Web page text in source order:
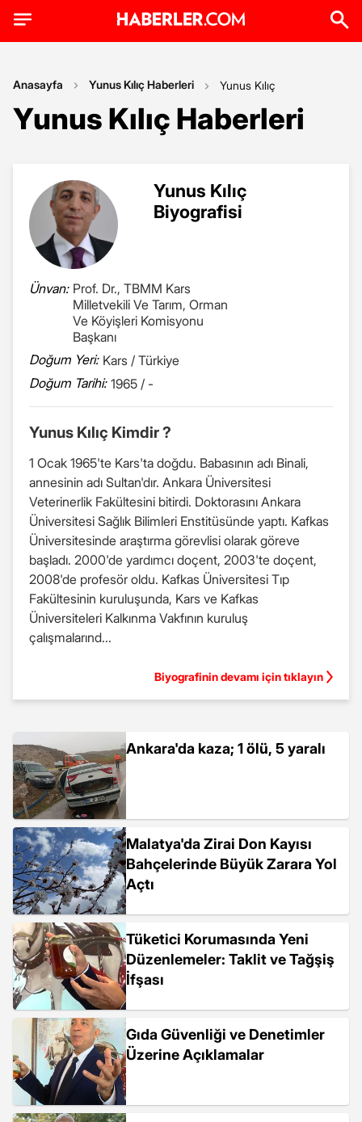
Anasayfa Yunus Kılıç Haberleri Yunus Kılıç
Yunus Kılıç Haberleri
Yunus Kılıç
Biyografisi
Ünvan: Prof. Dr., TBMM Kars
Milletvekili Ve Tarım, Orman
Ve Köyişleri Komisyonu
Başkanı
Doğum Yeri: Kars / Türkiye
Doğum Tarihi: 1965 / -
Yunus Kılıç Kimdir ?
1 Ocak 1965'te Kars'ta doğdu. Babasının adı Binali,
annesinin adı Sultan'dır. Ankara Üniversitesi
Veterinerlik Fakültesini bitirdi. Doktorasını Ankara
Üniversitesi Sağlık Bilimleri Enstitüsünde yaptı. Kafkas
Üniversitesinde araştırma görevlisi olarak göreve
başladı. 2000'de yardımcı doçent, 2003'te doçent,
2008'de profesör oldu. Kafkas Üniversitesi Tıp
Fakültesinin kuruluşunda, Kars ve Kafkas
Üniversiteleri Kalkınma Vakfının kuruluş
çalışmalarınd...
Biyografinin devamı için tıklayın
Ankara'da kaza; 1 ölü, 5 yaralı
Malatya'da Zirai Don Kayısı
Bahçelerinde Büyük Zarara Yol
Açtı
Tüketici Korumasında Yeni
Düzenlemeler: Taklit ve Tağşiş
İfşası
Gıda Güvenliği ve Denetimler
Üzerine Açıklamalar